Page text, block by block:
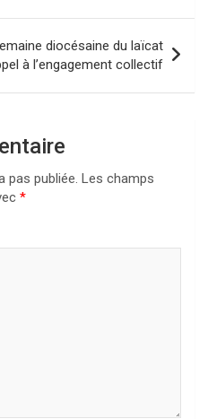
diocésaine du laïcat
à l’engagement collectif
pas publiée. Les champs
*